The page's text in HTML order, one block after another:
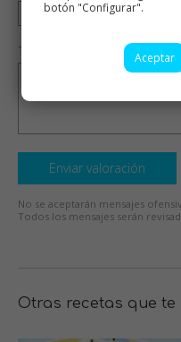
Tu valoración (opcional)
Enviar valoración
No se aceptarán mensajes
Todos los mensajes serán
Otras recetas que
botón "Configurar".
Aceptar